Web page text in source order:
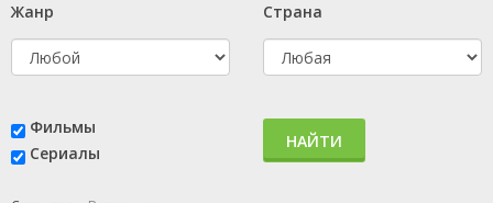
Жанр Страна
Фильмы
Сериалы
НАЙТИ